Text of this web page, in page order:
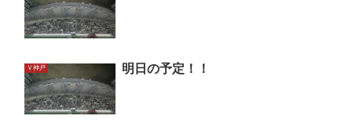
Ｖ神戸 明日の予定！！